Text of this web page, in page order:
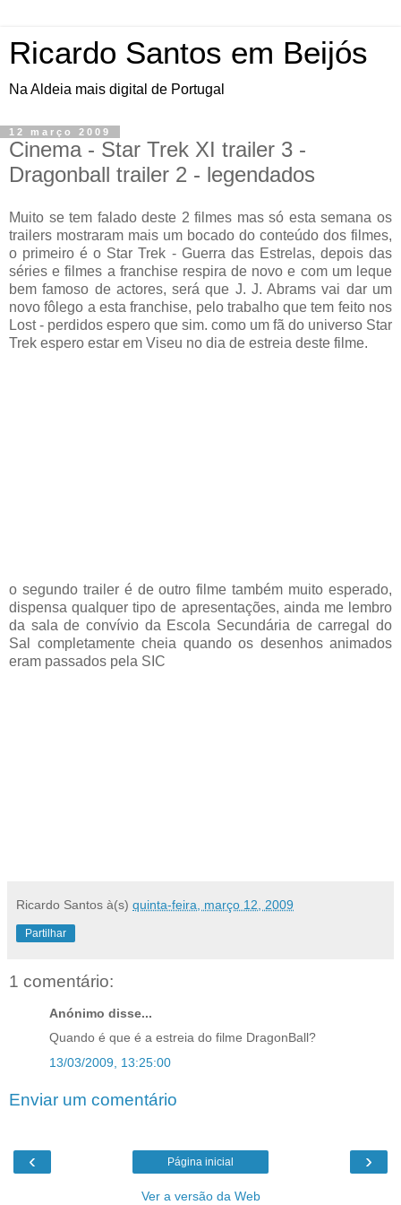
Ricardo Santos em Beijós
Na Aldeia mais digital de Portugal
12 março 2009
Cinema - Star Trek XI trailer 3 -
Dragonball trailer 2 - legendados
Muito se tem falado deste 2 filmes mas só esta semana os
trailers mostraram mais um bocado do conteúdo dos filmes,
o primeiro é o Star Trek - Guerra das Estrelas, depois das
séries e filmes a franchise respira de novo e com um leque
bem famoso de actores, será que J. J. Abrams vai dar um
novo fôlego a esta franchise, pelo trabalho que tem feito nos
Lost - perdidos espero que sim. como um fã do universo Star
Trek espero estar em Viseu no dia de estreia deste filme.
o segundo trailer é de outro filme também muito esperado,
dispensa qualquer tipo de apresentações, ainda me lembro
da sala de convívio da Escola Secundária de carregal do
Sal completamente cheia quando os desenhos animados
eram passados pela SIC
Ricardo Santos à(s) quinta-feira, março 12, 2009
Partilhar
1 comentário:
Anónimo disse...
Quando é que é a estreia do filme DragonBall?
13/03/2009, 13:25:00
Enviar um comentário
‹ ›
Página inicial
Ver a versão da Web